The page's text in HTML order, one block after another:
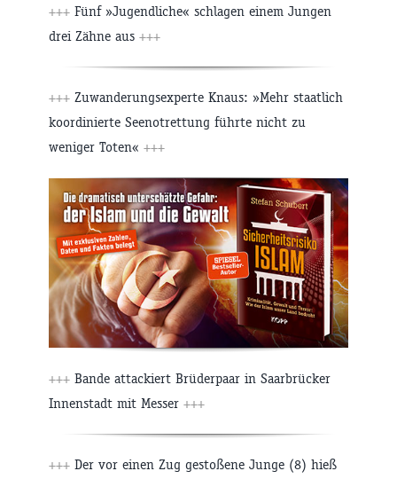
+++ Fünf »Jugendliche« schlagen einem Jungen
drei Zähne aus +++
+++ Zuwanderungsexperte Knaus: »Mehr staatlich
koordinierte Seenotrettung führte nicht zu
weniger Toten« +++
+++ Bande attackiert Brüderpaar in Saarbrücker
Innenstadt mit Messer +++
+++ Der vor einen Zug gestoßene Junge (8) hieß